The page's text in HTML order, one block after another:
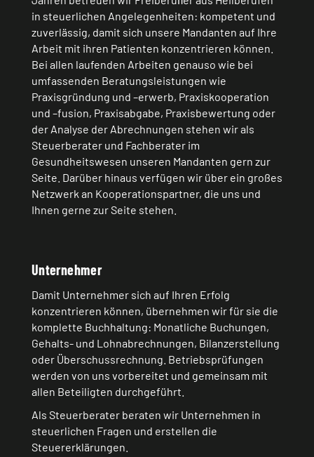
in steuerlichen Angelegenheiten: kompetent und
zuverlässig, damit sich unsere Mandanten auf Ihre
Arbeit mit ihren Patienten konzentrieren können.
Bei allen laufenden Arbeiten genauso wie bei
umfassenden Beratungsleistungen wie
Praxisgründung und –erwerb, Praxiskooperation
und –fusion, Praxisabgabe, Praxisbewertung oder
der Analyse der Abrechnungen stehen wir als
Steuerberater und Fachberater im
Gesundheitswesen unseren Mandanten gern zur
Seite. Darüber hinaus verfügen wir über ein großes
Netzwerk an Kooperationspartner, die uns und
Ihnen gerne zur Seite stehen.
Unternehmer
Damit Unternehmer sich auf Ihren Erfolg
konzentrieren können, übernehmen wir für sie die
komplette Buchhaltung: Monatliche Buchungen,
Gehalts- und Lohnabrechnungen, Bilanzerstellung
oder Überschussrechnung. Betriebsprüfungen
werden von uns vorbereitet und gemeinsam mit
allen Beteiligten durchgeführt.
Als Steuerberater beraten wir Unternehmen in
steuerlichen Fragen und erstellen die
Steuererklärungen.